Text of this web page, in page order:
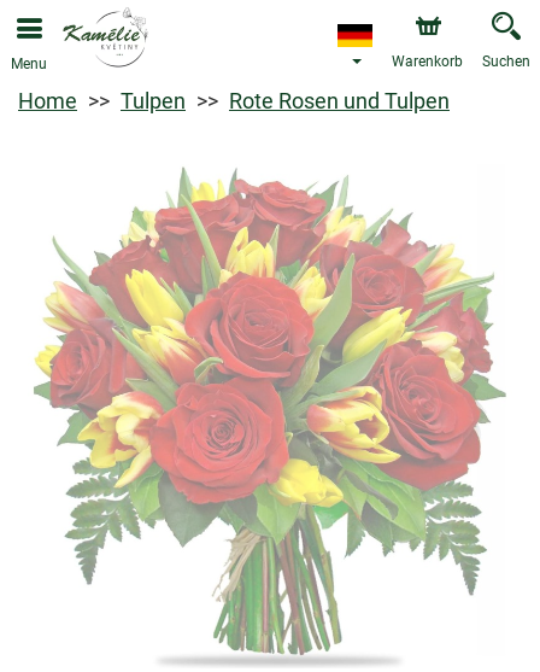
Menu Warenkorb Suchen
Home Tulpen Rote Rosen und Tulpen